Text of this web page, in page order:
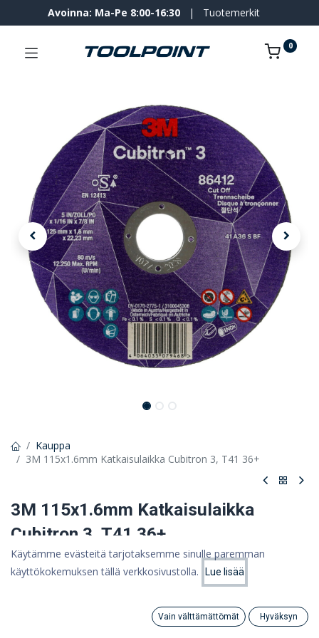
Hinta:
Lisää ostoskoriin
Category
Avoinna: Ma-Pe 8:00-16:30 | Tuotemerkit
0
Kauppa
3M 115x1.6mm Katkaisulaikka Cubitron 3, T41 36+
3M 115x1.6mm Katkaisulaikka
Cubitron 3, T41 36+
Cubitron 3 -katkaisulaikka: kohtisuorat leikkaukset
4,67 €
Käytämme evästeitä tarjotaksemme sinulle paremman
käyttökokemuksen tällä verkkosivustolla.
Lue lisää
Vain välttämättömät Hyväksyn